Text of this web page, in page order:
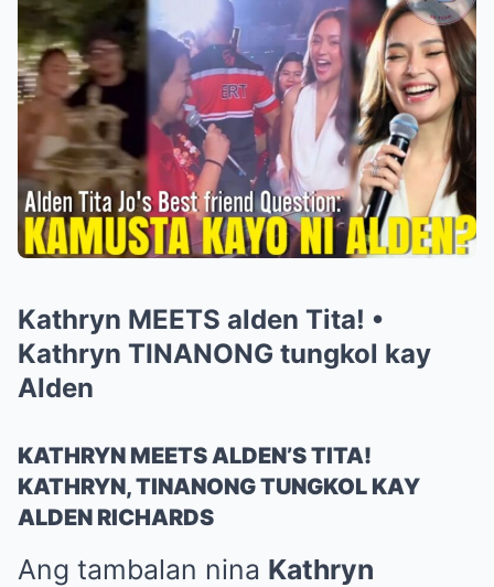
Kathryn MEETS alden Tita! •
Kathryn TINANONG tungkol kay
Alden
KATHRYN MEETS ALDEN’S TITA!
KATHRYN, TINANONG TUNGKOL KAY
ALDEN RICHARDS
Ang tambalan nina Kathryn